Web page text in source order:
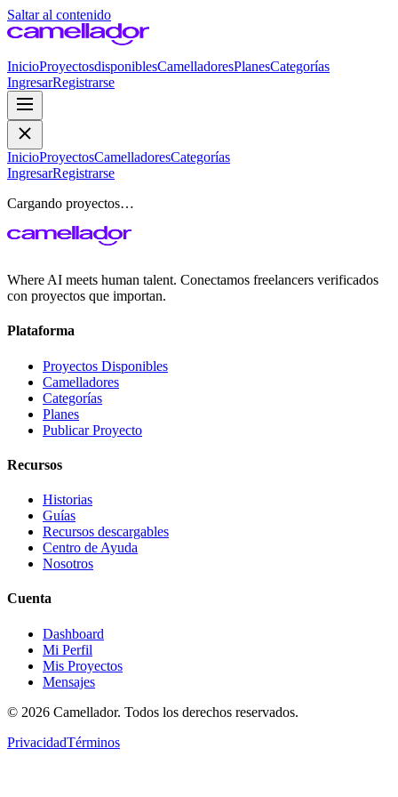
Saltar al contenido
InicioProyectosdisponiblesCamelladoresPlanesCategorías
IngresarRegistrarse
InicioProyectosCamelladoresCategorías
IngresarRegistrarse
Cargando proyectos…
Where AI meets human talent. Conectamos freelancers verificados
con proyectos que importan.
Plataforma
Proyectos Disponibles
Camelladores
Categorías
Planes
Publicar Proyecto
Recursos
Historias
Guías
Recursos descargables
Centro de Ayuda
Nosotros
Cuenta
Dashboard
Mi Perfil
Mis Proyectos
Mensajes
© 2026 Camellador. Todos los derechos reservados.
PrivacidadTérminos